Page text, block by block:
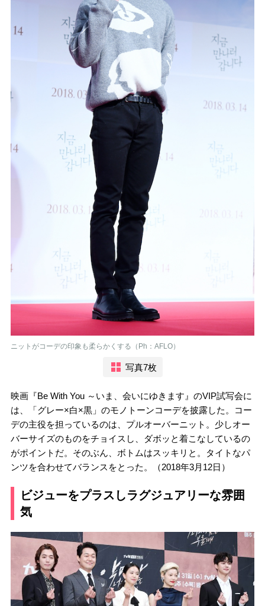
ニットがコーデの印象も柔らかくする（Ph：AFLO）
写真7枚
映画『Be With You ～いま、会いにゆきます』のVIP試写会に
は、「グレー×白×黒」のモノトーンコーデを披露した。コー
デの主役を担っているのは、プルオーバーニット。少しオー
バーサイズのものをチョイスし、ダボッと着こなしているの
がポイントだ。そのぶん、ボトムはスッキリと。タイトなパ
ンツを合わせてバランスをとった。（2018年3月12日）
ビジューをプラスしラグジュアリーな雰囲
気